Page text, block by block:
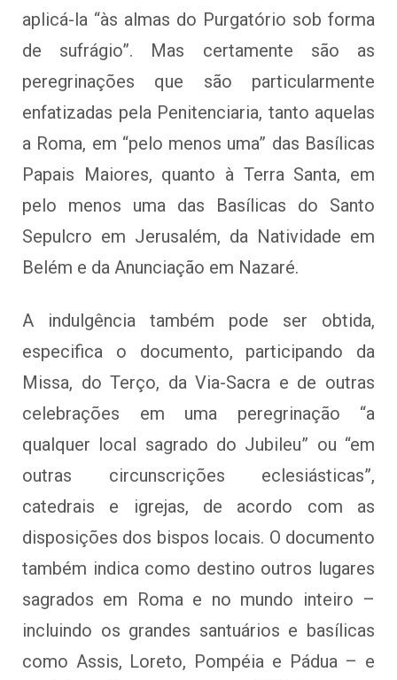
aplicá-la “às almas do Purgatório sob forma
de sufrágio”. Mas certamente são as
peregrinações que são particularmente
enfatizadas pela Penitenciaria, tanto aquelas
a Roma, em “pelo menos uma” das Basílicas
Papais Maiores, quanto à Terra Santa, em
pelo menos uma das Basílicas do Santo
Sepulcro em Jerusalém, da Natividade em
Belém e da Anunciação em Nazaré.
A indulgência também pode ser obtida,
especifica o documento, participando da
Missa, do Terço, da Via-Sacra e de outras
celebrações em uma peregrinação “a
qualquer local sagrado do Jubileu” ou “em
outras circunscrições eclesiásticas”,
catedrais e igrejas, de acordo com as
disposições dos bispos locais. O documento
também indica como destino outros lugares
sagrados em Roma e no mundo inteiro –
incluindo os grandes santuários e basílicas
como Assis, Loreto, Pompéia e Pádua – e